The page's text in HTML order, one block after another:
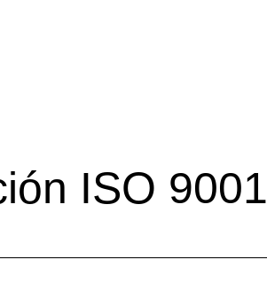
ISO 9001